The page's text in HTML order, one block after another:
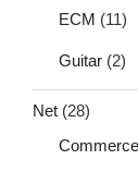
ECM (11)
Guitar (2)
Net (28)
Commerce